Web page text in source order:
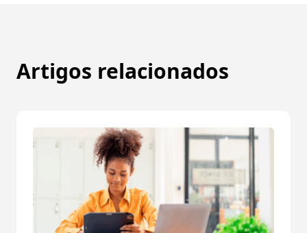
Artigos relacionados